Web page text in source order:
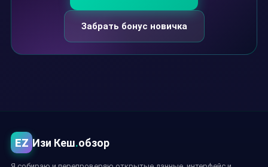
Забрать бонус новичка
EZ Изи Кеш.обзор